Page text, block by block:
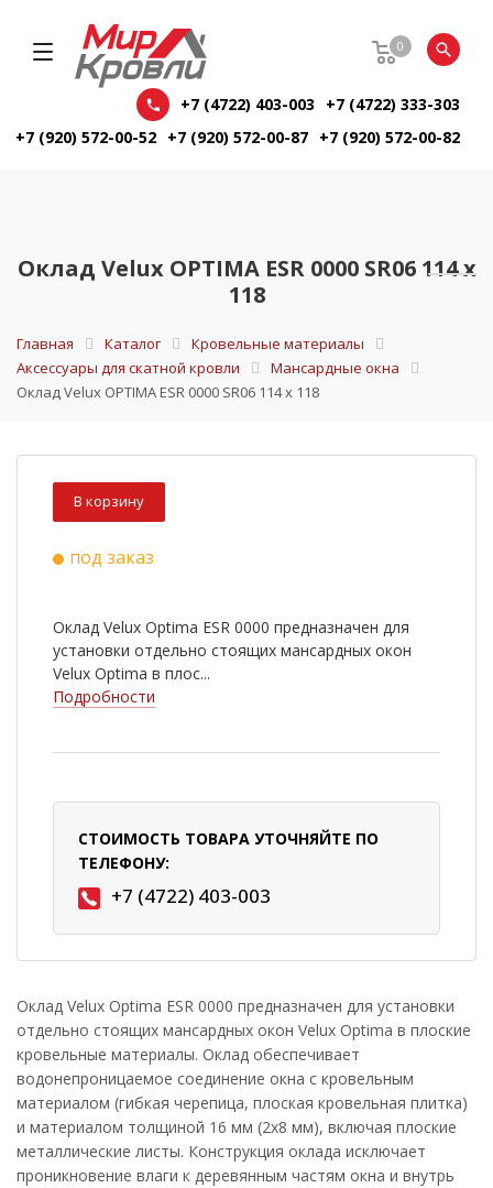
0
+7 (4722) 403-003
+7 (4722) 333-303
+7 (920) 572-00-52 +7 (920) 572-00-87 +7 (920) 572-00-82
Оклад Velux OPTIMA ESR 0000 SR06 114 х
118
Главная Каталог
Кровельные материалы
Аксессуары для скатной кровли
Мансардные окна
Оклад Velux OPTIMA ESR 0000 SR06 114 х 118
В корзину
под заказ
Оклад Velux Optima ESR 0000 предназначен для
установки отдельно стоящих мансардных окон
Velux Optima в плос...
Подробности
СТОИМОСТЬ ТОВАРА УТОЧНЯЙТЕ ПО
ТЕЛЕФОНУ:
+7 (4722) 403-003
Оклад Velux Optima ESR 0000 предназначен для установки
отдельно стоящих мансардных окон Velux Optima в плоские
кровельные материалы. Оклад обеспечивает
водонепроницаемое соединение окна с кровельным
материалом (гибкая черепица, плоская кровельная плитка)
и материалом толщиной 16 мм (2x8 мм), включая плоские
металлические листы. Конструкция оклада исключает
проникновение влаги к деревянным частям окна и внутрь